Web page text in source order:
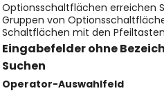
Optionsschaltflächen erreichen
Gruppen von
Schaltflächen mit den
Eingabefelder ohne
Suchen
Operator-Auswahlfeld